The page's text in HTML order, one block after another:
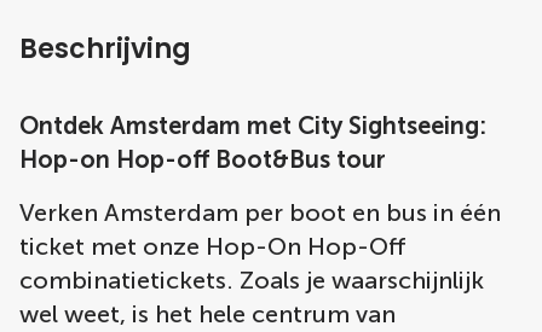
Beschrijving
Ontdek Amsterdam met City Sightseeing:
Hop-on Hop-off Boot&Bus tour
Verken Amsterdam per boot en bus in één
ticket met onze Hop-On Hop-Off
combinatietickets. Zoals je waarschijnlijk
wel weet, is het hele centrum van